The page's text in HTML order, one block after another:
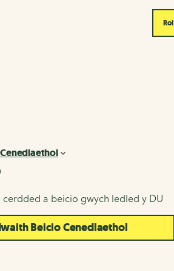
Roi
a beicio gwych ledled y DU
Beicio Cenedlaethol